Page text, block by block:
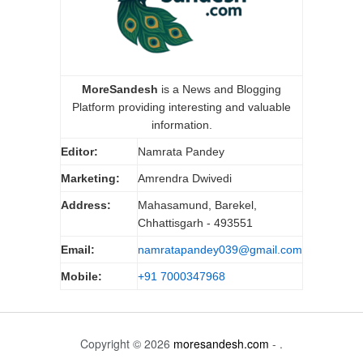
MoreSandesh is a News and Blogging
Platform providing interesting and valuable
information.
Editor: Namrata Pandey
Marketing: Amrendra Dwivedi
Address:
Mahasamund, Barekel,
Chhattisgarh - 493551
Email: namratapandey039@gmail.com
Mobile: +91 7000347968
Copyright © 2026 moresandesh.com - .